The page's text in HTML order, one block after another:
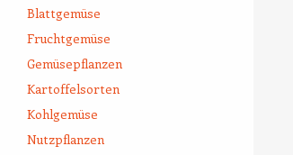
Blattgemüse
Fruchtgemüse
Gemüsepflanzen
Kartoffelsorten
Kohlgemüse
Nutzpflanzen